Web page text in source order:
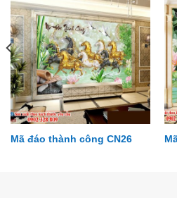
Mã đáo thành công CN26